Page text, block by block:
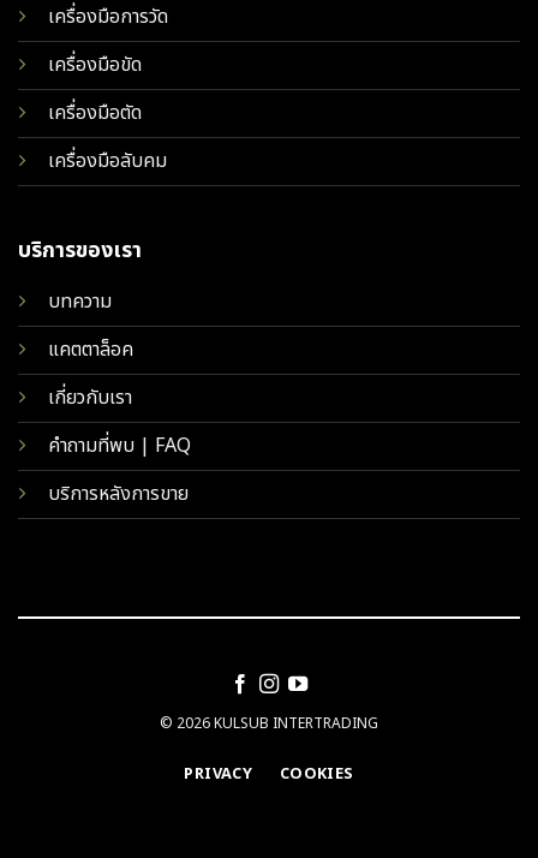
เครื่องมือการวัด
เครื่องมือขัด
เครื่องมือตัด
เครื่องมือลับคม
บริการของเรา
บทความ
แคตตาล็อค
เกี่ยวกับเรา
คำถามที่พบ | FAQ
บริการหลังการขาย
© 2026 KULSUB INTERTRADING
PRIVACY COOKIES